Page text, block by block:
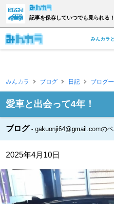
記事を保存していつでも見られる！
みんカラ
みんカラ ブログ 日記 ブログ
愛車と出会って4年！
ブログ gakuonji64@gmail.comの
2025年4月10日